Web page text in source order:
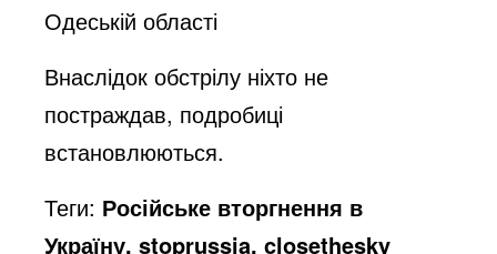
Одеській області
Внаслідок обстрілу ніхто не
постраждав, подробиці
встановлюються.
Теги: Російське вторгнення в
Україну, stoprussia, closethesky